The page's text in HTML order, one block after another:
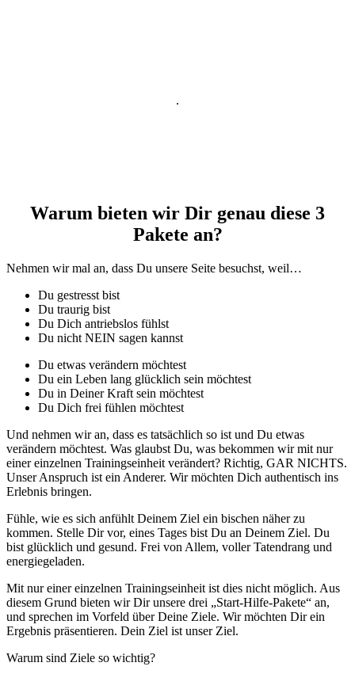
.
Warum bieten wir Dir genau diese 3
Pakete an?
Nehmen wir mal an, dass Du unsere Seite besuchst, weil…
Du gestresst bist
Du traurig bist
Du Dich antriebslos fühlst
Du nicht NEIN sagen kannst
Du etwas verändern möchtest
Du ein Leben lang glücklich sein möchtest
Du in Deiner Kraft sein möchtest
Du Dich frei fühlen möchtest
Und nehmen wir an, dass es tatsächlich so ist und Du etwas
verändern möchtest. Was glaubst Du, was bekommen wir mit nur
einer einzelnen Trainingseinheit verändert? Richtig, GAR NICHTS.
Unser Anspruch ist ein Anderer. Wir möchten Dich authentisch ins
Erlebnis bringen.
Fühle, wie es sich anfühlt Deinem Ziel ein bischen näher zu
kommen. Stelle Dir vor, eines Tages bist Du an Deinem Ziel. Du
bist glücklich und gesund. Frei von Allem, voller Tatendrang und
energiegeladen.
Mit nur einer einzelnen Trainingseinheit ist dies nicht möglich. Aus
diesem Grund bieten wir Dir unsere drei „Start-Hilfe-Pakete“ an,
und sprechen im Vorfeld über Deine Ziele. Wir möchten Dir ein
Ergebnis präsentieren. Dein Ziel ist unser Ziel.
Warum sind Ziele so wichtig?